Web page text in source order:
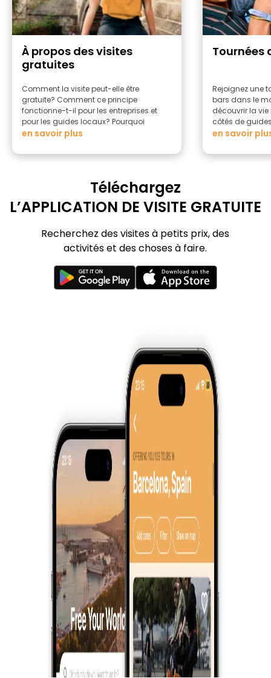
À propos des visites
gratuites
Comment la visite peut-elle être
gratuite? Comment ce principe
fonctionne-t-il pour les entreprises et
pour les guides locaux? Pourquoi
devriez-vous faire une visite à pied
en savoir plus
Tournées
Rejoignez une
bars dans le
découvrir la
côtés de
en savoir
Téléchargez
L’APPLICATION DE VISITE GRATUITE
Recherchez des visites à petits prix, des
activités et des choses à faire.